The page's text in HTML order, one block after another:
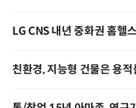
LG CNS 내년 중화권 홈헬
친환경, 지능형 건물은 용